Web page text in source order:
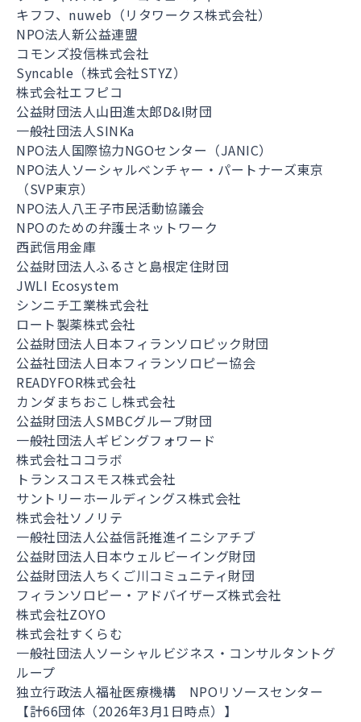
キフフ、nuweb（リタワークス株式会社）
NPO法人新公益連盟
コモンズ投信株式会社
Syncable（株式会社STYZ）
株式会社エフピコ
公益財団法人山田進太郎D&I財団
一般社団法人SINKa
NPO法人国際協力NGOセンター（JANIC）
NPO法人ソーシャルベンチャー・パートナーズ東京
（SVP東京）
NPO法人八王子市民活動協議会
NPOのための弁護士ネットワーク
西武信用金庫
公益財団法人ふるさと島根定住財団
JWLI Ecosystem
シンニチ工業株式会社
ロート製薬株式会社
公益財団法人日本フィランソロピック財団
公益社団法人日本フィランソロピー協会
READYFOR株式会社
カンダまちおこし株式会社
公益財団法人SMBCグループ財団
一般社団法人ギビングフォワード
株式会社ココラボ
トランスコスモス株式会社
サントリーホールディングス株式会社
株式会社ソノリテ
一般社団法人公益信託推進イニシアチブ
公益財団法人日本ウェルビーイング財団
公益財団法人ちくご川コミュニティ財団
フィランソロピー・アドバイザーズ株式会社
株式会社ZOYO
株式会社すくらむ
一般社団法人ソーシャルビジネス・コンサルタントグ
ループ
独立行政法人福祉医療機構 NPOリソースセンター
【計66団体（2026年3月1日時点）】